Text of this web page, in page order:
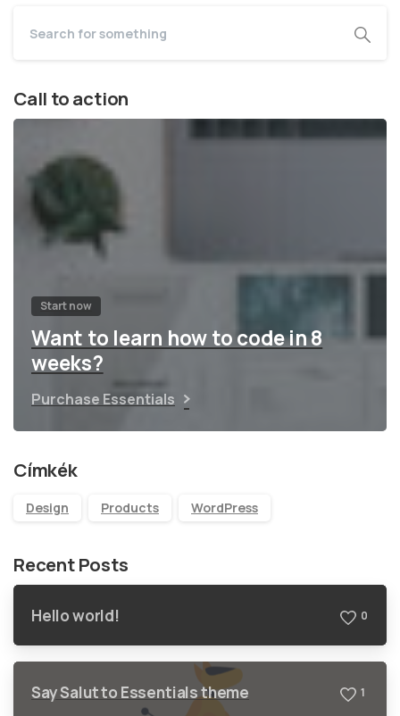
Call to action
Start now
Want to learn how to code in 8
weeks?
Purchase Essentials
Címkék
Design Products WordPress
Recent Posts
Hello world! 0
Say Salut to Essentials theme 1